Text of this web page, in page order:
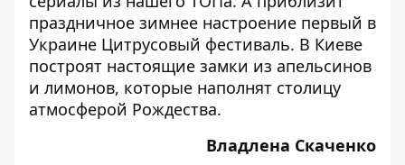
праздничное зимнее настроение первый в
Украине Цитрусовый фестиваль. В Киеве
построят настоящие замки из апельсинов
и лимонов, которые наполнят столицу
атмосферой Рождества.
Владлена Скаченко